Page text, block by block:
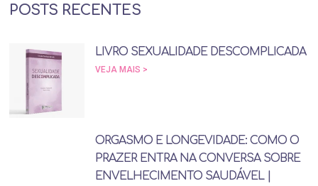
POSTS RECENTES
LIVRO SEXUALIDADE DESCOMPLICADA
VEJA MAIS >
ORGASMO E LONGEVIDADE: COMO O
PRAZER ENTRA NA CONVERSA SOBRE
ENVELHECIMENTO SAUDÁVEL |